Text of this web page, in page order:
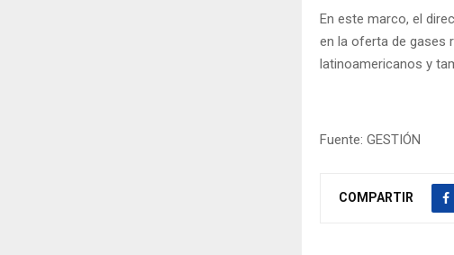
En este marco, el
en la oferta de gases
latinoamericanos y
Fuente: GESTIÓN
COMPARTIR